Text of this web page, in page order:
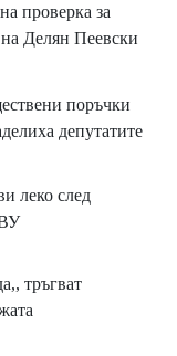
проверка за
Делян Пеевски
поръчки
депутатите
леко след
тръгват